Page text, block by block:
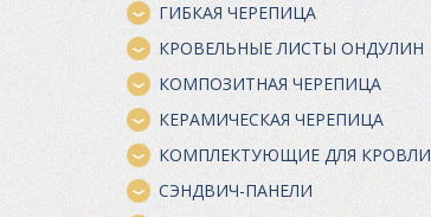
ГИБКАЯ ЧЕРЕПИЦА
КРОВЕЛЬНЫЕ ЛИСТЫ ОНДУЛИН
КОМПОЗИТНАЯ ЧЕРЕПИЦА
КЕРАМИЧЕСКАЯ ЧЕРЕПИЦА
КОМПЛЕКТУЮЩИЕ ДЛЯ КРОВЛИ
СЭНДВИЧ-ПАНЕЛИ